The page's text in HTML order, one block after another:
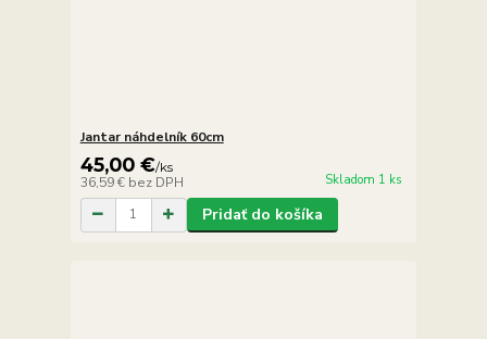
Jantar náhdelník 60cm
45,00 €/ks
36,59 € bez DPH Skladom 1 ks
Pridať do košíka